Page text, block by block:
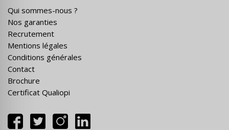
Qui sommes-nous ?
Nos garanties
Recrutement
Mentions légales
Conditions générales
Contact
Brochure
Certificat Qualiopi